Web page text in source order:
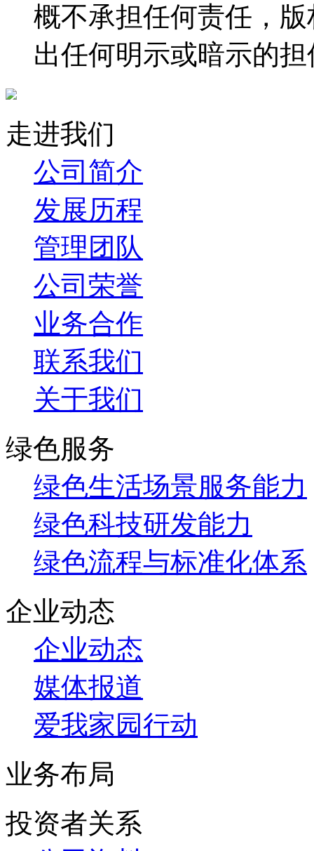
概不承担任何责任，
出任何明示或暗示的
走进我们
公司简介
发展历程
管理团队
公司荣誉
业务合作
联系我们
关于我们
绿色服务
绿色生活场景服务能力
绿色科技研发能力
绿色流程与标准化体系
企业动态
企业动态
媒体报道
爱我家园行动
业务布局
投资者关系